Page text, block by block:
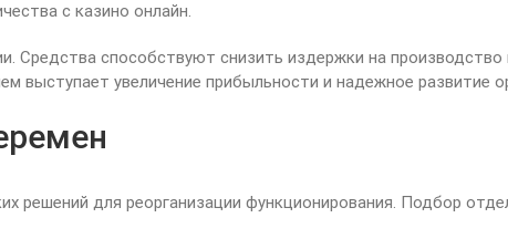
с казино онлайн.
Средства способствуют снизить издержки на производство
увеличение прибыльности и надежное развитие
решений для реорганизации функционирования. Подбор